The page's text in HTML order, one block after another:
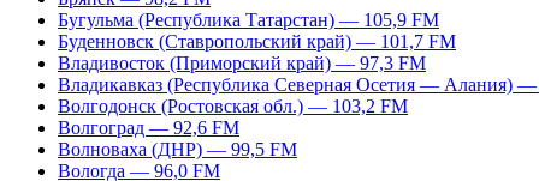
Бугульма (Республика Татарстан) — 105,9 FM
Буденновск (Ставропольский край) — 101,7 FM
Владивосток (Приморский край) — 97,3 FM
Владикавказ (Республика Северная Осетия — Алания)
Волгодонск (Ростовская обл.) — 103,2 FM
Волгоград — 92,6 FM
Волноваха (ДНР) — 99,5 FM
Вологда — 96,0 FM